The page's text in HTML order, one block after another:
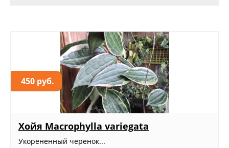
450 руб.
Хойя Macrophylla variegata
Укорененный черенок...